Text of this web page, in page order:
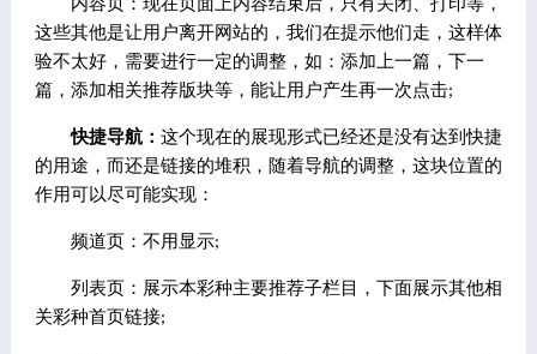
内容页：现在页面上内容结束后，只有关闭、打印等，
这些其他是让用户离开网站的，我们在提示他们走，这样体
验不太好，需要进行一定的调整，如：添加上一篇，下一
篇，添加相关推荐版块等，能让用户产生再一次点击;
快捷导航： 这个现在的展现形式已经还是没有达到快捷
的用途，而还是链接的堆积，随着导航的调整，这块位置的
作用可以尽可能实现：
频道页：不用显示;
列表页：展示本彩种主要推荐子栏目，下面展示其他相
关彩种首页链接;